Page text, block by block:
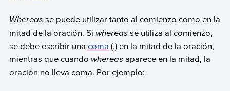
Whereas se puede utilizar tanto al comienzo como en la
mitad de la oración. Si whereas se utiliza al comienzo,
se debe escribir unacoma(,) en la mitad de la oración,
mientras que cuando whereas aparece en la mitad, la
oración no lleva coma. Por ejemplo: